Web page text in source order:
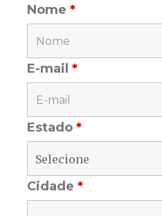
Nome*
E-mail*
Estado*
Cidade*